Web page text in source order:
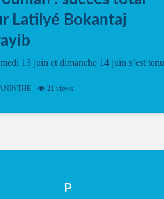
Latilyé Bokantaj
13 juin et dimanche 14 juin s’est tenu
à Pierrot Narouman, organisé par
de fin d’année, présenté à la salle...
21 views
P